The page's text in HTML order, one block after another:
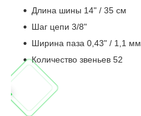
Длина шины 14" / 35 см
Шаг цепи 3/8"
Ширина паза 0,43" / 1,1 мм
Количество звеньев 52